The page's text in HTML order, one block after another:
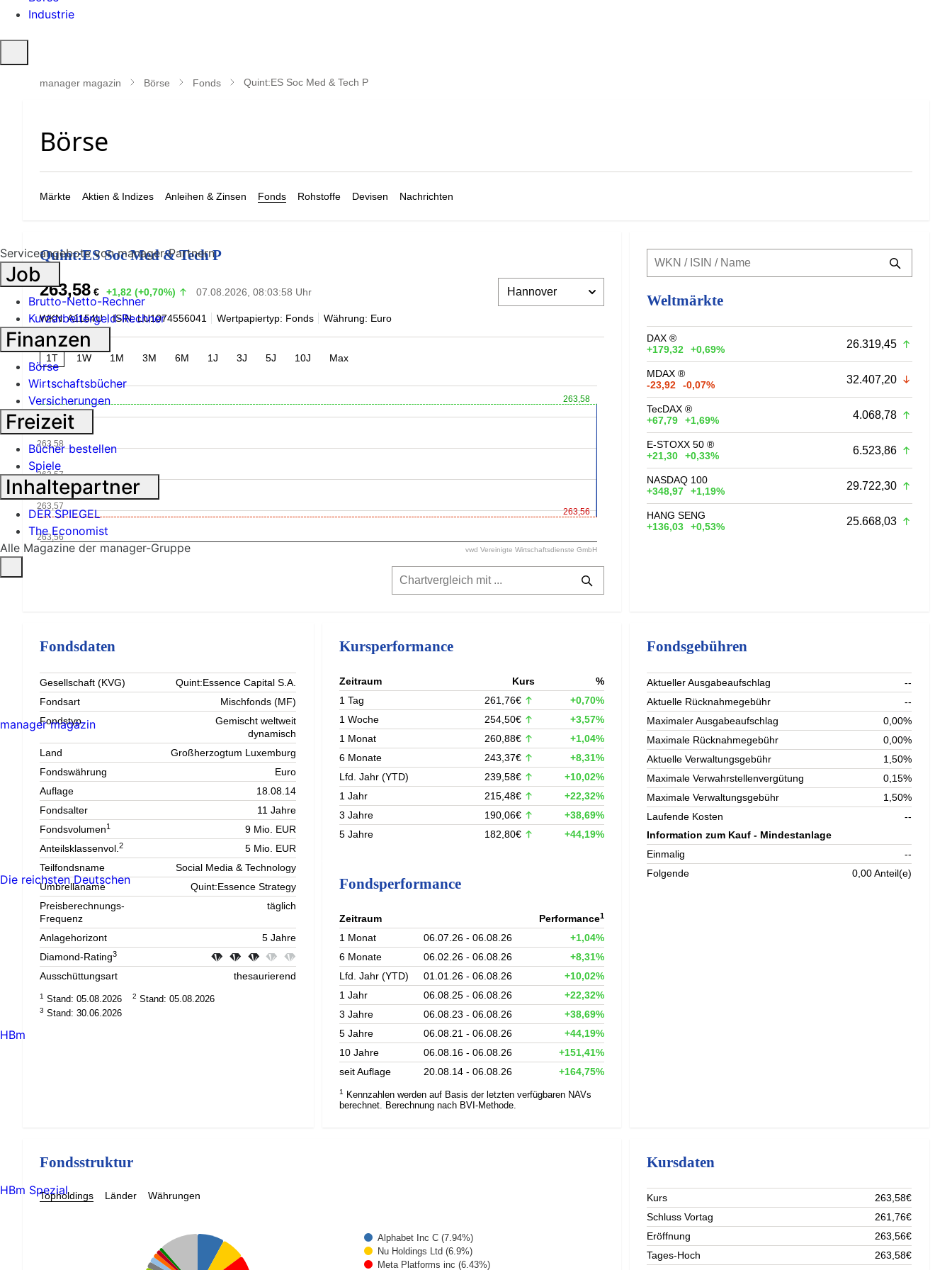
Industrie
öffnen
manager magazin Börse Fonds Quint:ES Soc Med & Tech P
Märkte Aktien & Indizes Anleihen & Zinsen Fonds Rohstoffe Devisen Nachrichten
Quint:ES Soc Med & Tech P
263,58 € +1,82 (+0,70%) 07.08.2026, 08:03:58 Uhr
WKN: A1154U ISIN: LU1074556041 Wertpapiertyp: Fonds Währung: Euro
1T 1W 1M 3M 6M 1J 3J 5J 10J Max
263,58
263,56
263,56
263,57
263,57
263,58
263,58
vwd Vereinigte Wirtschaftsdienste GmbH
Weltmärkte
DAX ®
+179,32
+0,69% 26.319,45
MDAX ®
-23,92
-0,07% 32.407,20
TecDAX ®
+67,79
+1,69% 4.068,78
E-STOXX 50 ®
+21,30
+0,33% 6.523,86
NASDAQ 100
+348,97
+1,19% 29.722,30
HANG SENG
+136,03
+0,53% 25.668,03
Fondsdaten
Gesellschaft (KVG)
Quint:Essence Capital S.A.
Fondsart
Mischfonds (MF)
Fondstyp
Gemischt weltweit
dynamisch
Land
Großherzogtum Luxemburg
Fondswährung
Euro
Auflage
18.08.14
Fondsalter
11 Jahre
Fondsvolumen1
9 Mio. EUR
Anteilsklassenvol.2
5 Mio. EUR
Teilfondsname
Social Media & Technology
Umbrellaname
Quint:Essence Strategy
Preisberechnungs-
Frequenz
täglich
Anlagehorizont
5 Jahre
Diamond-Rating3
Ausschüttungsart thesaurierend
1 Stand: 05.08.2026 2 Stand: 05.08.2026
3 Stand: 30.06.2026
Kursperformance
Zeitraum Kurs
%
1 Tag
261,76€
+0,70%
1 Woche
254,50€
+3,57%
1 Monat
260,88€
+1,04%
6 Monate
243,37€
+8,31%
Lfd. Jahr (YTD)
239,58€
+10,02%
1 Jahr
215,48€
+22,32%
3 Jahre
190,06€
+38,69%
5 Jahre
182,80€ +44,19%
Fondsperformance
Zeitraum Performance1
1 Monat 06.07.26 - 06.08.26
+1,04%
6 Monate
06.02.26 - 06.08.26
+8,31%
Lfd. Jahr (YTD)
01.01.26 - 06.08.26
+10,02%
1 Jahr
06.08.25 - 06.08.26
+22,32%
3 Jahre
06.08.23 - 06.08.26
+38,69%
5 Jahre
06.08.21 - 06.08.26
+44,19%
10 Jahre
06.08.16 - 06.08.26
+151,41%
seit Auflage
20.08.14 - 06.08.26 +164,75%
1
Kennzahlen werden auf Basis der letzten verfügbaren NAVs
berechnet. Berechnung nach BVI-Methode.
Fondsgebühren
Aktueller Ausgabeaufschlag
--
Aktuelle Rücknahmegebühr
--
Maximaler Ausgabeaufschlag
0,00%
Maximale Rücknahmegebühr
0,00%
Aktuelle Verwaltungsgebühr
1,50%
Maximale Verwahrstellenvergütung
0,15%
Maximale Verwaltungsgebühr
1,50%
Laufende Kosten
--
Information zum Kauf - Mindestanlage
Einmalig
--
Folgende
0,00 Anteil(e)
Fondsstruktur
Topholdings Länder Währungen
Alphabet Inc C (7.94%)
Nu Holdings Ltd (6.9%)
Meta Platforms inc (6.43%)
Kursdaten
Kurs
263,58€
Schluss Vortag
261,76€
Eröffnung
263,56€
Tages-Hoch
263,58€
Serviceangebote von manager-Partnern
Job
Brutto-Netto-Rechner
Kurzarbeitergeld-Rechner
Finanzen
Börse
Wirtschaftsbücher
Versicherungen
Freizeit
Bücher bestellen
Spiele
Inhaltepartner
DER SPIEGEL
The Economist
Alle Magazine der manager-Gruppe
manager magazin
Die reichsten Deutschen
HBm
HBm Spezial